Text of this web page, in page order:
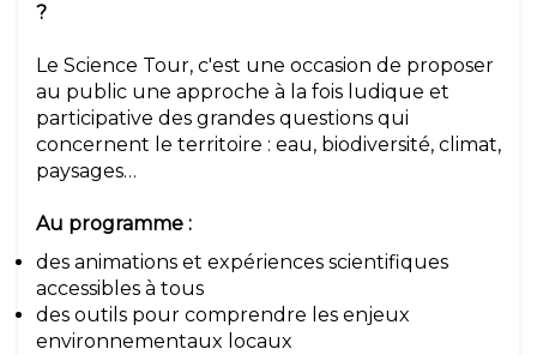
?
Le Science Tour, c'est une occasion de proposer
au public une approche à la fois ludique et
participative des grandes questions qui
concernent le territoire : eau, biodiversité, climat,
paysages…
Au programme :
des animations et expériences scientifiques
accessibles à tous
des outils pour comprendre les enjeux
environnementaux locaux